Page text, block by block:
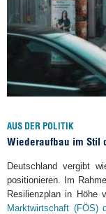
AUS DER POLITIK
Wiederaufbau im Stil
Deutschland vergibt
positionieren. Im
Resilienzplan in Höhe
Marktwirtschaft (FÖS)